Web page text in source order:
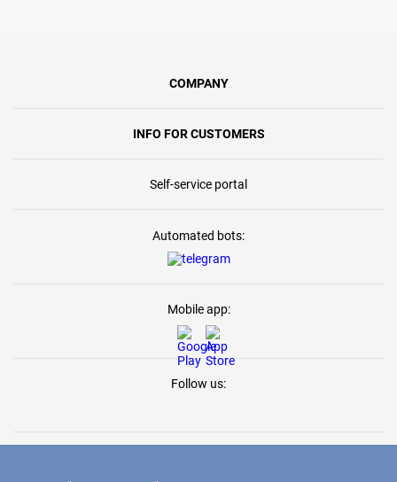
COMPANY
INFO FOR CUSTOMERS
Self-service portal
Automated bots:
Mobile app:
Follow us: